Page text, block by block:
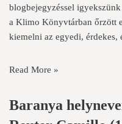
blogbejegyzéssel
a Klimo Könyvtárban őrzött
kiemelni az egyedi, érdekes,
Read More »
Baranya